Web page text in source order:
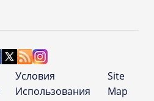
Условия
Использования
Site
Map